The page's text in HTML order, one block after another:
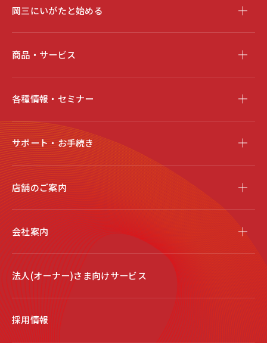
岡三にいがたと始める
商品・サービス
各種情報・セミナー
サポート・お手続き
店舗のご案内
会社案内
法人(オーナー)さま向けサービス
採用情報